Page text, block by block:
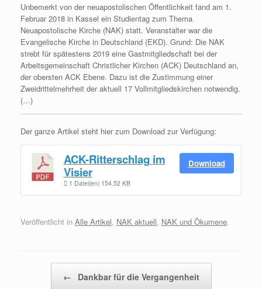
Unbemerkt von der neuapostolischen Öffentlichkeit fand am 1.
Februar 2018 in Kassel ein Studientag zum Thema
Neuapostolische Kirche (NAK) statt. Veranstalter war die
Evangelische Kirche in Deutschland (EKD). Grund: Die NAK
strebt für spätestens 2019 eine Gastmitgliedschaft bei der
Arbeitsgemeinschaft Christlicher Kirchen (ACK) Deutschland an,
der obersten ACK Ebene. Dazu ist die Zustimmung einer
Zweidrittelmehrheit der aktuell 17 Vollmitgliedskirchen notwendig.
(…)
Der ganze Artikel steht hier zum Download zur Verfügung:
ACK-Ritterschlag im
Visier
1 Datei(en) 154.52 KB
Download
Veröffentlicht in Alle Artikel, NAK aktuell, NAK und Ökumene.
← Dankbar für die Vergangenheit